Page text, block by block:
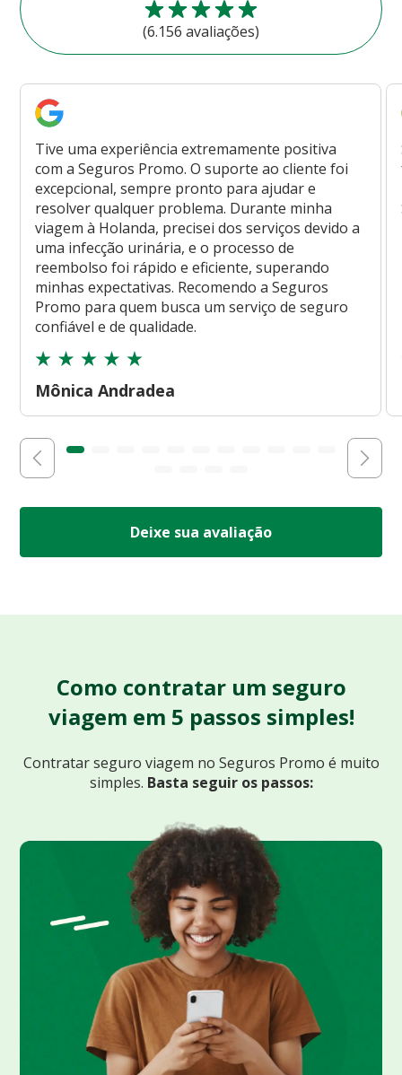
(6.156 avaliações)
Tive uma experiência extremamente positiva
com a Seguros Promo. O suporte ao cliente foi
excepcional, sempre pronto para ajudar e
resolver qualquer problema. Durante minha
viagem à Holanda, precisei dos serviços devido a
uma infecção urinária, e o processo de
reembolso foi rápido e eficiente, superando
minhas expectativas. Recomendo a Seguros
Promo para quem busca um serviço de seguro
confiável e de qualidade.
Mônica Andradea
Deixe sua avaliação
Como contratar um seguro
viagem em 5 passos simples!
Contratar seguro viagem no Seguros Promo é muito
simples. Basta seguir os passos: